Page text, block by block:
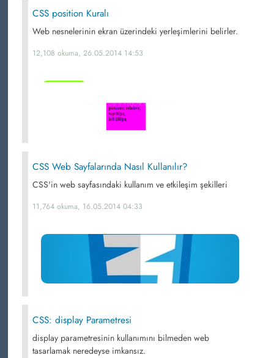
CSS position Kuralı
Web nesnelerinin ekran üzerindeki yerleşimlerini belirler.
12,108 okuma, 26.05.2014 14:53
CSS Web Sayfalarında Nasıl Kullanılır?
CSS'in web sayfasındaki kullanım ve etkileşim şekilleri
11,764 okuma, 16.05.2014 04:33
CSS: display Parametresi
display parametresinin kullanımını bilmeden web
tasarlamak neredeyse imkansız.